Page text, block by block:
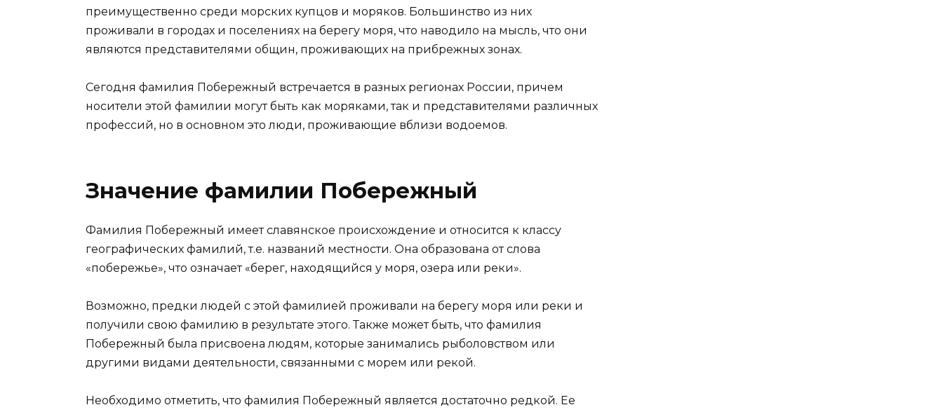
преимущественно среди морских купцов и моряков. Большинство из них
проживали в городах и поселениях на берегу моря, что наводило на мысль, что они
являются представителями общин, проживающих на прибрежных зонах.
Сегодня фамилия Побережный встречается в разных регионах России, причем
носители этой фамилии могут быть как моряками, так и представителями различных
профессий, но в основном это люди, проживающие вблизи водоемов.
Значение фамилии Побережный
Фамилия Побережный имеет славянское происхождение и относится к классу
географических фамилий, т.е. названий местности. Она образована от слова
«побережье», что означает «берег, находящийся у моря, озера или реки».
Возможно, предки людей с этой фамилией проживали на берегу моря или реки и
получили свою фамилию в результате этого. Также может быть, что фамилия
Побережный была присвоена людям, которые занимались рыболовством или
другими видами деятельности, связанными с морем или рекой.
Необходимо отметить, что фамилия Побережный является достаточно редкой. Ее